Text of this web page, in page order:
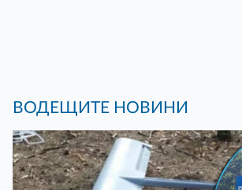
ВОДЕЩИТЕ НОВИНИ